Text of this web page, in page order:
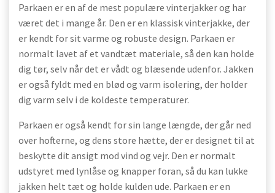
Parkaen er en af de mest populære vinterjakker og har
været det i mange år. Den er en klassisk vinterjakke, der
er kendt for sit varme og robuste design. Parkaen er
normalt lavet af et vandtæt materiale, så den kan holde
dig tør, selv når det er vådt og blæsende udenfor. Jakken
er også fyldt med en blød og varm isolering, der holder
dig varm selv i de koldeste temperaturer.
Parkaen er også kendt for sin lange længde, der går ned
over hofterne, og dens store hætte, der er designet til at
beskytte dit ansigt mod vind og vejr. Den er normalt
udstyret med lynlåse og knapper foran, så du kan lukke
jakken helt tæt og holde kulden ude. Parkaen er en